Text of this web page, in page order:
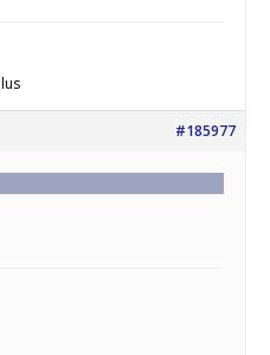
#185977